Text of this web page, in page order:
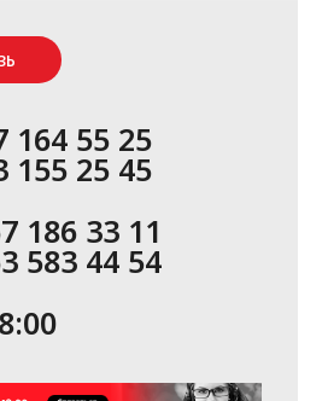
164 55 25
155 25 45
186 33 11
583 44 54